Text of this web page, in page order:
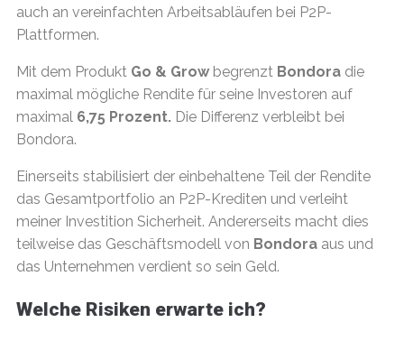
auch an vereinfachten Arbeitsabläufen bei P2P-
Plattformen.
Mit dem Produkt Go & Growbegrenzt Bondora die
maximal mögliche Rendite für seine Investoren auf
maximal 6,75 Prozent. Die Differenz verbleibt bei
Bondora.
Einerseits stabilisiert der einbehaltene Teil der Rendite
das Gesamtportfolio an P2P-Krediten und verleiht
meiner Investition Sicherheit. Andererseits macht dies
teilweise das Geschäftsmodell von Bondora aus und
das Unternehmen verdient so sein Geld.
Welche Risiken erwarte ich?